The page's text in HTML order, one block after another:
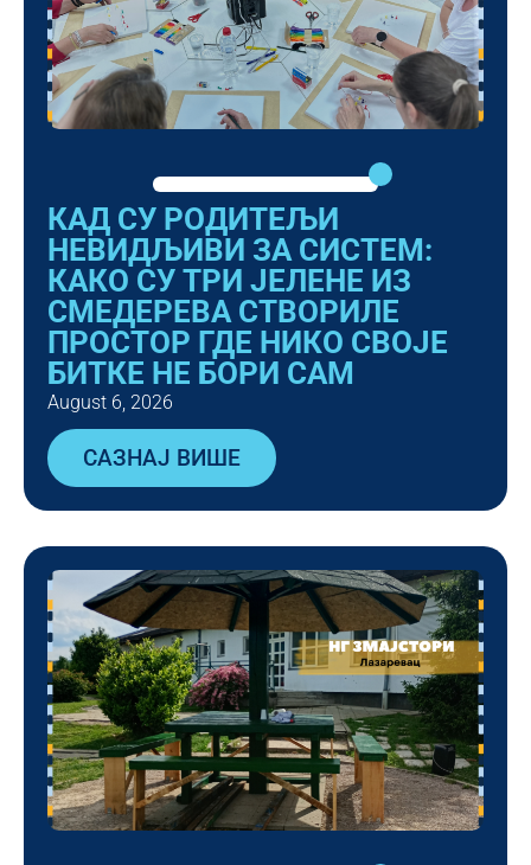
КАД СУ РОДИТЕЉИ
НЕВИДЉИВИ ЗА СИСТЕМ:
КАКО СУ ТРИ ЈЕЛЕНЕ ИЗ
СМЕДЕРЕВА СТВОРИЛЕ
ПРОСТОР ГДЕ НИКО СВОЈЕ
БИТКЕ НЕ БОРИ САМ
August 6, 2026
САЗНАЈ ВИШЕ